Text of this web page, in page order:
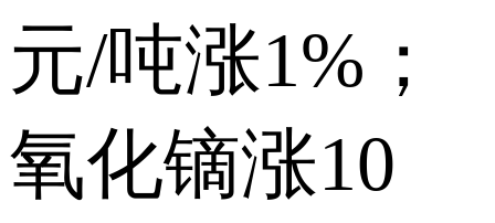
元/吨涨1%；
氧化镝涨10